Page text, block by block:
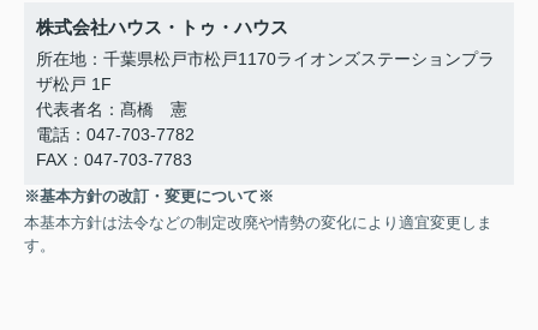
株式会社ハウス・トゥ・ハウス
所在地：千葉県松戸市松戸1170ライオンズステーションプラ
ザ松戸 1F
代表者名：髙橋 憲
電話：047-703-7782
FAX：047-703-7783
※基本方針の改訂・変更について※
本基本方針は法令などの制定改廃や情勢の変化により適宜変更しま
す。